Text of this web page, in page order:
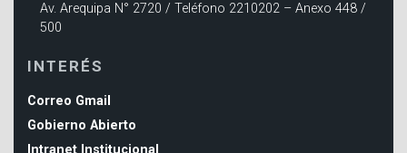
Av. Arequipa N° 2720 / Teléfono 2210202 – Anexo 448 /
500
INTERÉS
Correo Gmail
Gobierno Abierto
Intranet Institucional